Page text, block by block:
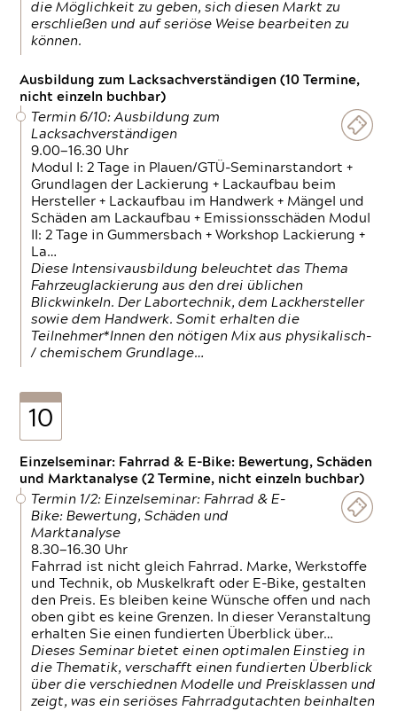
die Möglichkeit zu geben, sich diesen Markt zu
erschließen und auf seriöse Weise bearbeiten zu
können.
Ausbildung zum Lacksachverständigen (10 Termine,
nicht einzeln buchbar)
Termin 6/10: Ausbildung zum
Lacksachverständigen
9.00—16.30 Uhr
Modul I: 2 Tage in Plauen/GTÜ-Seminarstandort +
Grundlagen der Lackierung + Lackaufbau beim
Hersteller + Lackaufbau im Handwerk + Mängel und
Schäden am Lackaufbau + Emissionsschäden Modul
II: 2 Tage in Gummersbach + Workshop Lackierung +
La…
Diese Intensivausbildung beleuchtet das Thema
Fahrzeuglackierung aus den drei üblichen
Blickwinkeln. Der Labortechnik, dem Lackhersteller
sowie dem Handwerk. Somit erhalten die
Teilnehmer*Innen den nötigen Mix aus physikalisch-
/ chemischem Grundlage…
10
Einzelseminar: Fahrrad & E-Bike: Bewertung, Schäden
und Marktanalyse (2 Termine, nicht einzeln buchbar)
Termin 1/2: Einzelseminar: Fahrrad & E-
Bike: Bewertung, Schäden und
Marktanalyse
8.30—16.30 Uhr
Fahrrad ist nicht gleich Fahrrad. Marke, Werkstoffe
und Technik, ob Muskelkraft oder E-Bike, gestalten
den Preis. Es bleiben keine Wünsche offen und nach
oben gibt es keine Grenzen. In dieser Veranstaltung
erhalten Sie einen fundierten Überblick über…
Dieses Seminar bietet einen optimalen Einstieg in
die Thematik, verschafft einen fundierten Überblick
über die verschiednen Modelle und Preisklassen und
zeigt, was ein seriöses Fahrradgutachten beinhalten